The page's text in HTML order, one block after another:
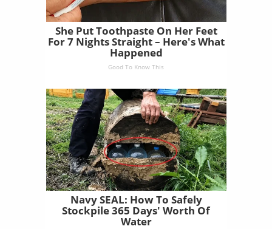
She Put Toothpaste On Her Feet
For 7 Nights Straight – Here's What
Happened
Good To Know This
Navy SEAL: How To Safely
Stockpile 365 Days' Worth Of
Water